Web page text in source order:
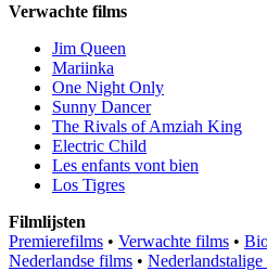
Verwachte films
Jim Queen
Mariinka
One Night Only
Sunny Dancer
The Rivals of Amziah King
Electric Child
Les enfants vont bien
Los Tigres
Filmlijsten
Premierefilms • Verwachte films •
Nederlandse films •